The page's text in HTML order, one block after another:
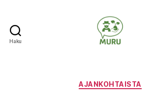
Haku
Kategoriat
AJANKOHTAISTA